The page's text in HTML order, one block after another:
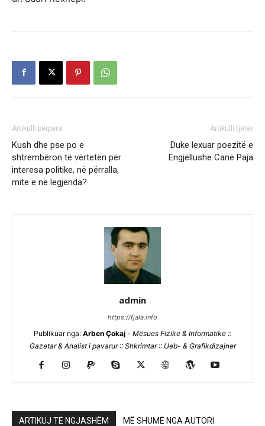
Artikulli përpara
Kush dhe pse po e
shtrembëron të vërtetën për
interesa politike, në përralla,
mite e në legjenda?
Artikulli tjetër
Duke lexuar poezitë e
Engjëllushe Cane Paja
admin
https://fjala.info
Publikuar nga: Arben Çokaj - Mësues Fizike & Informatike ::
Gazetar & Analist i pavarur :: Shkrimtar :: Ueb- & Grafikdizajner
ARTIKUJ TË NGJASHËM MË SHUMË NGA AUTORI